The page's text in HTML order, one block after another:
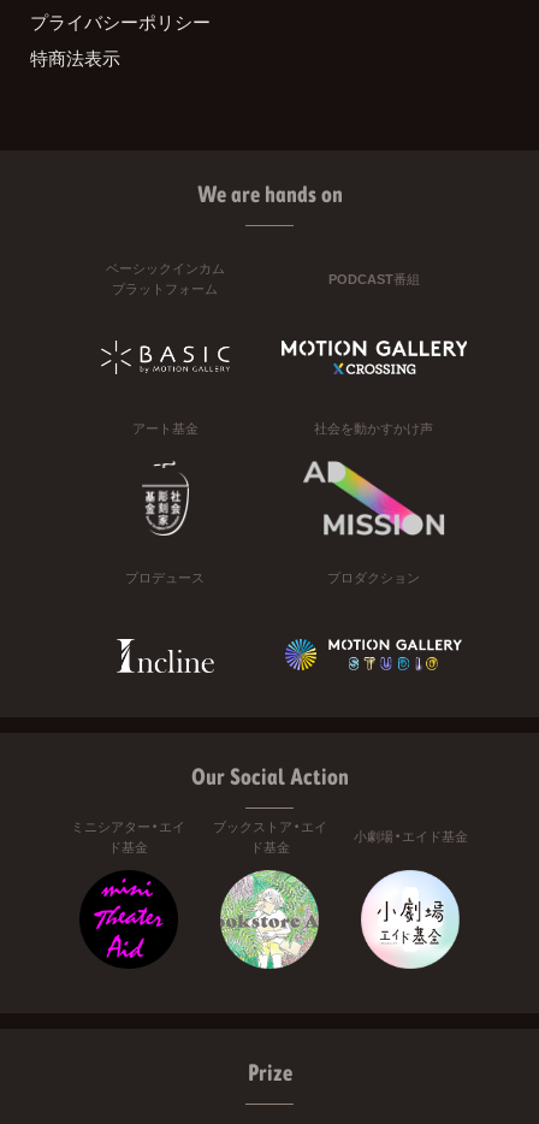
プライバシーポリシー
特商法表示
We are hands on
ベーシックインカム
プラットフォーム
PODCAST番組
アート基金 社会を動かすかけ声
プロデュース プロダクション
Our Social Action
ミニシアター・エイ
ド基金
ブックストア・エイ
ド基金
小劇場・エイド基金
Prize